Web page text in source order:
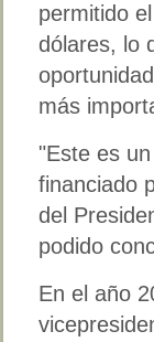
permitido
dólares, lo
más
Este es
financiado
del
podido
En el año